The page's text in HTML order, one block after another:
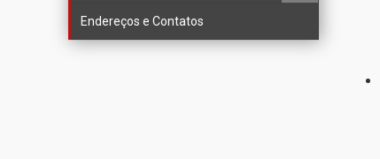
Endereços e Contatos